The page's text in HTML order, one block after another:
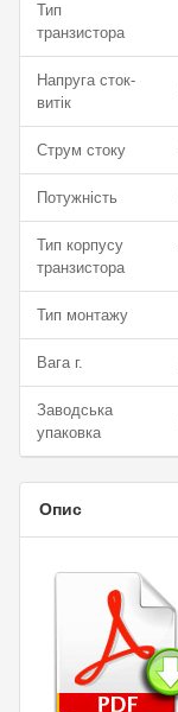
Тип
транзистора
Напруга сток-
витік
Струм стоку
Потужність
Тип корпусу
транзистора
Тип монтажу
Вага г.
Заводська
упаковка
Опис